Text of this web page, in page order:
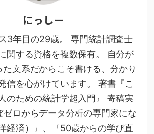
にっしー
3年目の29歳。 専門統計調査士
関する資格を複数保有。 自分が
文系だからこそ書ける、分かり
信を心がけています。 著書『こ
のための統計学超入門』 寄稿実
ゼロからデータ分析の専門家にな
経済）』、『50歳からの学び直